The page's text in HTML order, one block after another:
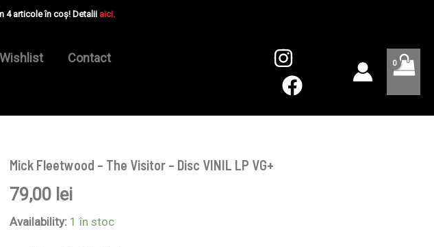
4 articole în coș! Detalii aici.
Wishlist Contact
Mick Fleetwood – The Visitor – Disc VINIL LP VG+
79,00 lei
Availability: 1 în stoc
Cantitate
Fleetwood
–
The
VINIL
LP
VG+